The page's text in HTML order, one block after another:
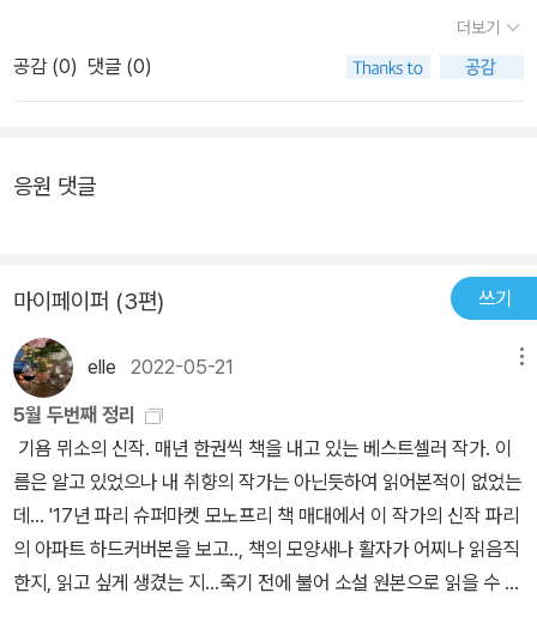
더보기
공감 (0) 댓글 (0)
응원 댓글
마이페이퍼 (3편) 쓰기
elle 2022-05-21
5월 두번째 정리
기욤 뮈소의 신작. 매년 한권씩 책을 내고 있는 베스트셀러 작가. 이
름은 알고 있었으나 내 취향의 작가는 아닌듯하여 읽어본적이 없었는
데... '17년 파리 슈퍼마켓 모노프리 책 매대에서 이 작가의 신작 파리
의 아파트 하드커버본을 보고.., 책의 모양새나 활자가 어찌나 읽음직
한지, 읽고 싶게 생겼는 지...죽기 전에 불어 소설 원본으로 읽을 수 있